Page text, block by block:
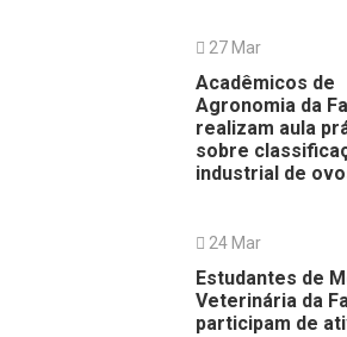
27 Mar
Acadêmicos de
Agronomia da
realizam aula
sobre
industrial de
24 Mar
Estudantes de
Veterinária da
participam de